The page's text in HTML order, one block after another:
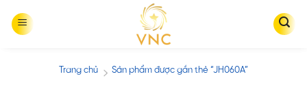
Trang chủ / Sản phẩm được gắn thẻ “JH060A”